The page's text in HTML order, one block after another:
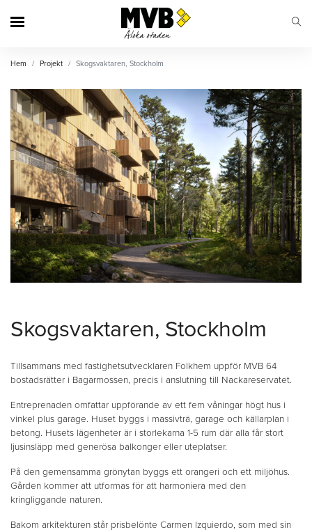
Hem Projekt Skogsvaktaren, Stockholm
Skogsvaktaren, Stockholm
Tillsammans med fastighetsutvecklaren Folkhem uppför MVB 64
bostadsrätter i Bagarmossen, precis i anslutning till Nackareservatet.
Entreprenaden omfattar uppförande av ett fem våningar högt hus i
vinkel plus garage. Huset byggs i massivträ, garage och källarplan i
betong. Husets lägenheter är i storlekarna 1-5 rum där alla får stort
ljusinsläpp med generösa balkonger eller uteplatser.
På den gemensamma grönytan byggs ett orangeri och ett miljöhus.
Gården kommer att utformas för att harmoniera med den
kringliggande naturen.
Bakom arkitekturen står prisbelönte Carmen Izquierdo, som med sin